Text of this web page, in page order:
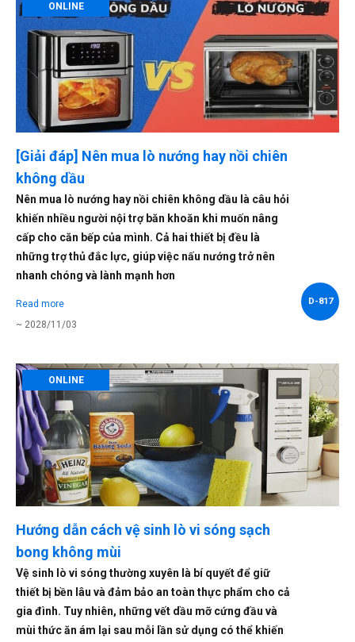
ONLINE
[Giải đáp] Nên mua lò nướng hay nồi chiên
không dầu
Nên mua lò nướng hay nồi chiên không dầu là câu hỏi
khiến nhiều người nội trợ băn khoăn khi muốn nâng
cấp cho căn bếp của mình. Cả hai thiết bị đều là
những trợ thủ đắc lực, giúp việc nấu nướng trở nên
nhanh chóng và lành mạnh hơn
Read more
~ 2028/11/03
D-817
ONLINE
Hướng dẫn cách vệ sinh lò vi sóng sạch
bong không mùi
Vệ sinh lò vi sóng thường xuyên là bí quyết để giữ
thiết bị bền lâu và đảm bảo an toàn thực phẩm cho cả
gia đình. Tuy nhiên, những vết dầu mỡ cứng đầu và
mùi thức ăn ám lại sau mỗi lần sử dụng có thể khiến